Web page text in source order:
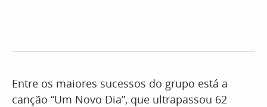
Entre os maiores sucessos do grupo está a
canção “Um Novo Dia”, que ultrapassou 62